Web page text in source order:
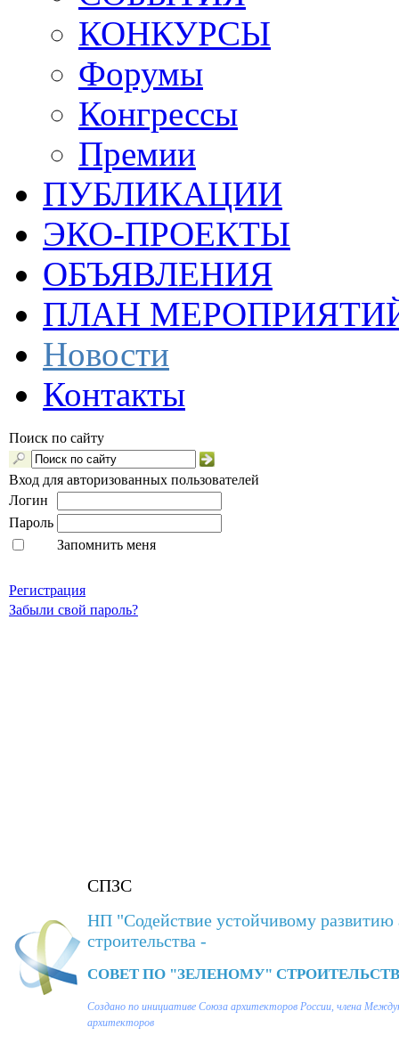
КОНКУРСЫ
Форумы
Конгрессы
Премии
ПУБЛИКАЦИИ
ЭКО-ПРОЕКТЫ
ОБЪЯВЛЕНИЯ
ПЛАН
Новости
Контакты
Поиск по сайту
Вход для авторизованных пользователей
Логин
Пароль
Запомнить меня
Регистрация
Забыли свой пароль?
СПЗС
НП "Содействие устойчивому развитию
строительства -
СОВЕТ ПО "ЗЕЛЕНОМУ"
Создано по инициативе Союза архитекторов России, члена
архитекторов